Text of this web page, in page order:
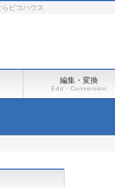
ピコハウス
編集・変換
Edit・Conversion